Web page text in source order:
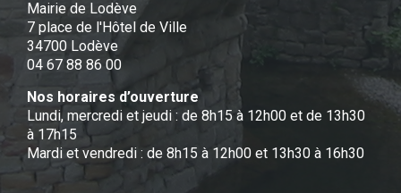
Mairie de Lodève
7 place de l'Hôtel de Ville
34700 Lodève
04 67 88 86 00
Nos horaires d’ouverture
Lundi, mercredi et jeudi : de 8h15 à 12h00 et de 13h30
à 17h15
Mardi et vendredi : de 8h15 à 12h00 et 13h30 à 16h30